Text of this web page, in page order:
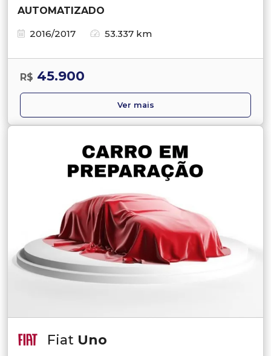
AUTOMATIZADO
2016/2017
53.337 km
R$ 45.900
Ver mais
Fiat Uno